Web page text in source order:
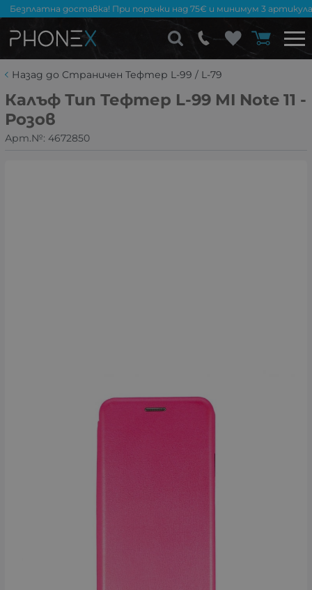
Безплатна доставка! При поръчки над 75€ и минимум 3
Назад до Страничен Тефтер L-99 / L-79
Калъф Тип Тефтер L-99 MI Note 11 -
Розов
Арт.№: 4672850